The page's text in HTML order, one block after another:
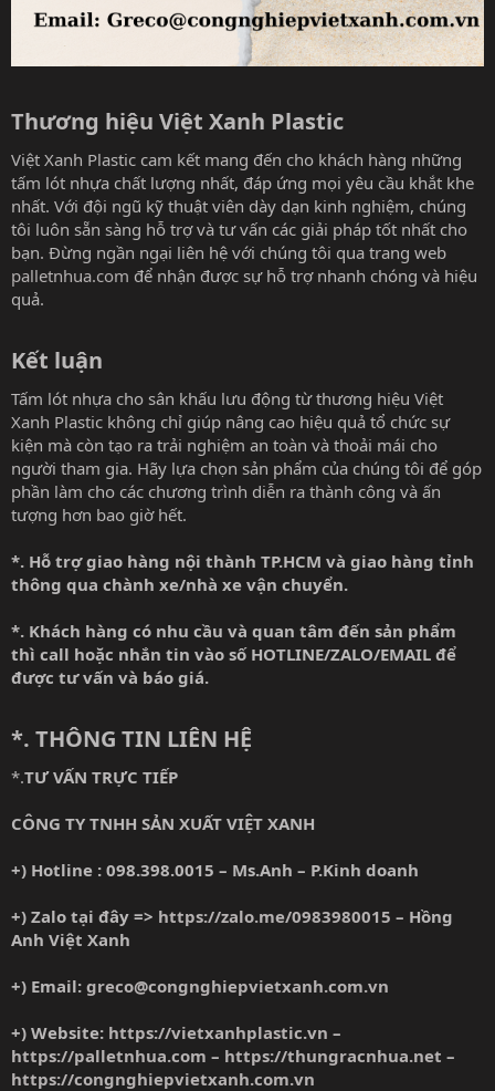
Thương hiệu Việt Xanh Plastic​
Việt Xanh Plastic cam kết mang đến cho khách hàng những
tấm lót nhựa chất lượng nhất, đáp ứng mọi yêu cầu khắt khe
nhất. Với đội ngũ kỹ thuật viên dày dạn kinh nghiệm, chúng
tôi luôn sẵn sàng hỗ trợ và tư vấn các giải pháp tốt nhất cho
bạn. Đừng ngần ngại liên hệ với chúng tôi qua trang web
palletnhua.com để nhận được sự hỗ trợ nhanh chóng và hiệu
quả.
Kết luận​
Tấm lót nhựa cho sân khấu lưu động từ thương hiệu Việt
Xanh Plastic không chỉ giúp nâng cao hiệu quả tổ chức sự
kiện mà còn tạo ra trải nghiệm an toàn và thoải mái cho
người tham gia. Hãy lựa chọn sản phẩm của chúng tôi để góp
phần làm cho các chương trình diễn ra thành công và ấn
tượng hơn bao giờ hết.
*. Hỗ trợ giao hàng nội thành TP.HCM và giao hàng tỉnh
thông qua chành xe/nhà xe vận chuyển.
*. Khách hàng có nhu cầu và quan tâm đến sản phẩm
thì call hoặc nhắn tin vào số HOTLINE/ZALO/EMAIL để
được tư vấn và báo giá.
*. THÔNG TIN LIÊN HỆ
*.TƯ VẤN TRỰC TIẾP
CÔNG TY TNHH SẢN XUẤT VIỆT XANH
+) Hotline : 098.398.0015 – Ms.Anh – P.Kinh doanh
+) Zalo tại đây => https://zalo.me/0983980015 – Hồng
Anh Việt Xanh
+) Email: greco@congnghiepvietxanh.com.vn
+) Website: https://vietxanhplastic.vn –
https://palletnhua.com – https://thungracnhua.net –
https://congnghiepvietxanh.com.vn